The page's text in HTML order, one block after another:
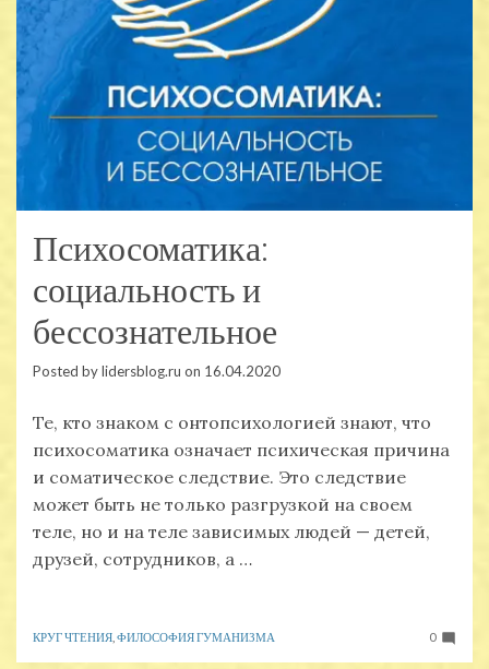
Психосоматика:
социальность и
бессознательное
Posted bylidersblog.ru on 16.04.2020
Те, кто знаком с онтопсихологией знают, что
психосоматика означает психическая причина
и соматическое следствие. Это следствие
может быть не только разгрузкой на своем
теле, но и на теле зависимых людей — детей,
друзей, сотрудников, а …
КРУГ ЧТЕНИЯ ФИЛОСОФИЯ ГУМАНИЗМА 0